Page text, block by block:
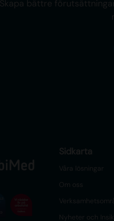
Skapa bättre
Sidkarta
Våra lösningar
Om oss
Nyheter och